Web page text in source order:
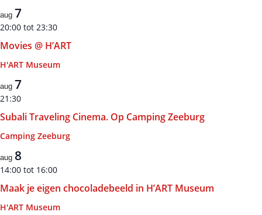
aug 7
20:00 tot 23:30
Movies @ H’ART
H'ART Museum
aug 7
21:30
Subali Traveling Cinema. Op Camping Zeeburg
Camping Zeeburg
aug 8
14:00 tot 16:00
Maak je eigen chocoladebeeld in H’ART Museum
H'ART Museum